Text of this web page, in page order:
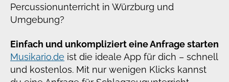
Percussionunterricht in Würzburg und
Umgebung?
Einfach und unkompliziert eine Anfrage starten
Musikario.de ist die ideale App für dich – schnell
und kostenlos. Mit nur wenigen Klicks kannst